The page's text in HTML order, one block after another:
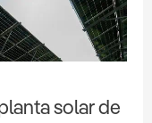
solar de